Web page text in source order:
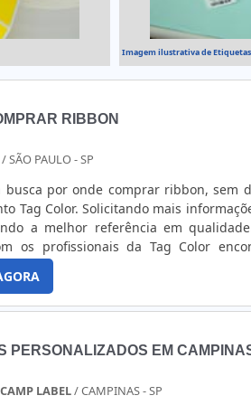
Imagem ilustrativa de Etiquetas
RIBBON
SÃO PAULO - SP
busca por onde comprar ribbon, sem
Tag Color. Solicitando mais
a melhor referência em
os profissionais da Tag Color
DETALHES SOBRE ONDE
de demonstrar competência e
recursos em criar uma estrutura
todas as demandas. Tudo isso
benefício. Sem trocar o foco
que ficam de fora no
PERSONALIZADOS EM
LABEL/ CAMPINAS - SP